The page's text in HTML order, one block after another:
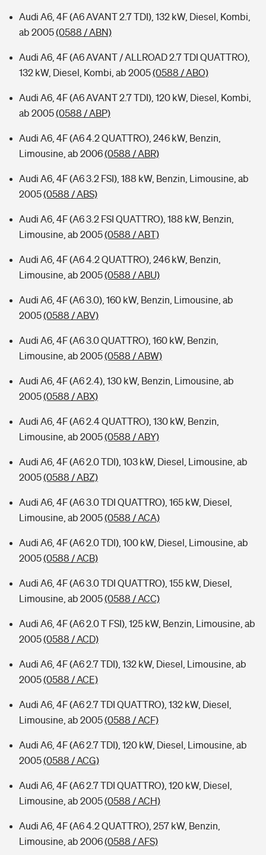
Audi A6, 4F (A6 AVANT 2.7 TDI), 132 kW, Diesel, Kombi,
ab 2005(0588 / ABN)
Audi A6, 4F (A6 AVANT / ALLROAD 2.7 TDI QUATTRO),
132 kW, Diesel, Kombi, ab 2005(0588 / ABO)
Audi A6, 4F (A6 AVANT 2.7 TDI), 120 kW, Diesel, Kombi,
ab 2005(0588 / ABP)
Audi A6, 4F (A6 4.2 QUATTRO), 246 kW, Benzin,
Limousine, ab 2006(0588 / ABR)
Audi A6, 4F (A6 3.2 FSI), 188 kW, Benzin, Limousine, ab
2005(0588 / ABS)
Audi A6, 4F (A6 3.2 FSI QUATTRO), 188 kW, Benzin,
Limousine, ab 2005(0588 / ABT)
Audi A6, 4F (A6 4.2 QUATTRO), 246 kW, Benzin,
Limousine, ab 2005(0588 / ABU)
Audi A6, 4F (A6 3.0), 160 kW, Benzin, Limousine, ab
2005(0588 / ABV)
Audi A6, 4F (A6 3.0 QUATTRO), 160 kW, Benzin,
Limousine, ab 2005(0588 / ABW)
Audi A6, 4F (A6 2.4), 130 kW, Benzin, Limousine, ab
2005(0588 / ABX)
Audi A6, 4F (A6 2.4 QUATTRO), 130 kW, Benzin,
Limousine, ab 2005(0588 / ABY)
Audi A6, 4F (A6 2.0 TDI), 103 kW, Diesel, Limousine, ab
2005(0588 / ABZ)
Audi A6, 4F (A6 3.0 TDI QUATTRO), 165 kW, Diesel,
Limousine, ab 2005(0588 / ACA)
Audi A6, 4F (A6 2.0 TDI), 100 kW, Diesel, Limousine, ab
2005(0588 / ACB)
Audi A6, 4F (A6 3.0 TDI QUATTRO), 155 kW, Diesel,
Limousine, ab 2005(0588 / ACC)
Audi A6, 4F (A6 2.0 T FSI), 125 kW, Benzin, Limousine, ab
2005(0588 / ACD)
Audi A6, 4F (A6 2.7 TDI), 132 kW, Diesel, Limousine, ab
2005(0588 / ACE)
Audi A6, 4F (A6 2.7 TDI QUATTRO), 132 kW, Diesel,
Limousine, ab 2005(0588 / ACF)
Audi A6, 4F (A6 2.7 TDI), 120 kW, Diesel, Limousine, ab
2005(0588 / ACG)
Audi A6, 4F (A6 2.7 TDI QUATTRO), 120 kW, Diesel,
Limousine, ab 2005(0588 / ACH)
Audi A6, 4F (A6 4.2 QUATTRO), 257 kW, Benzin,
Limousine, ab 2006(0588 / AFS)